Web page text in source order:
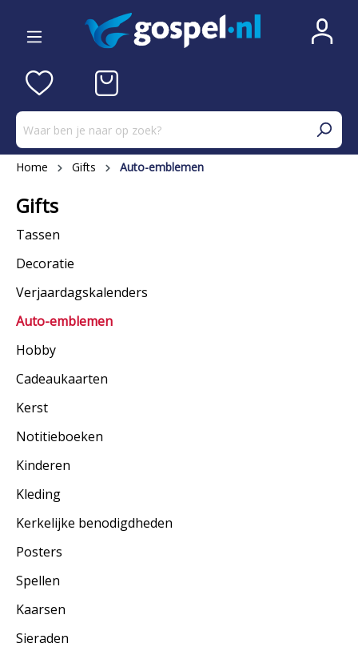
Home Gifts Auto-emblemen
Gifts
Tassen
Decoratie
Verjaardagskalenders
Auto-emblemen
Hobby
Cadeaukaarten
Kerst
Notitieboeken
Kinderen
Kleding
Kerkelijke benodigdheden
Posters
Spellen
Kaarsen
Sieraden